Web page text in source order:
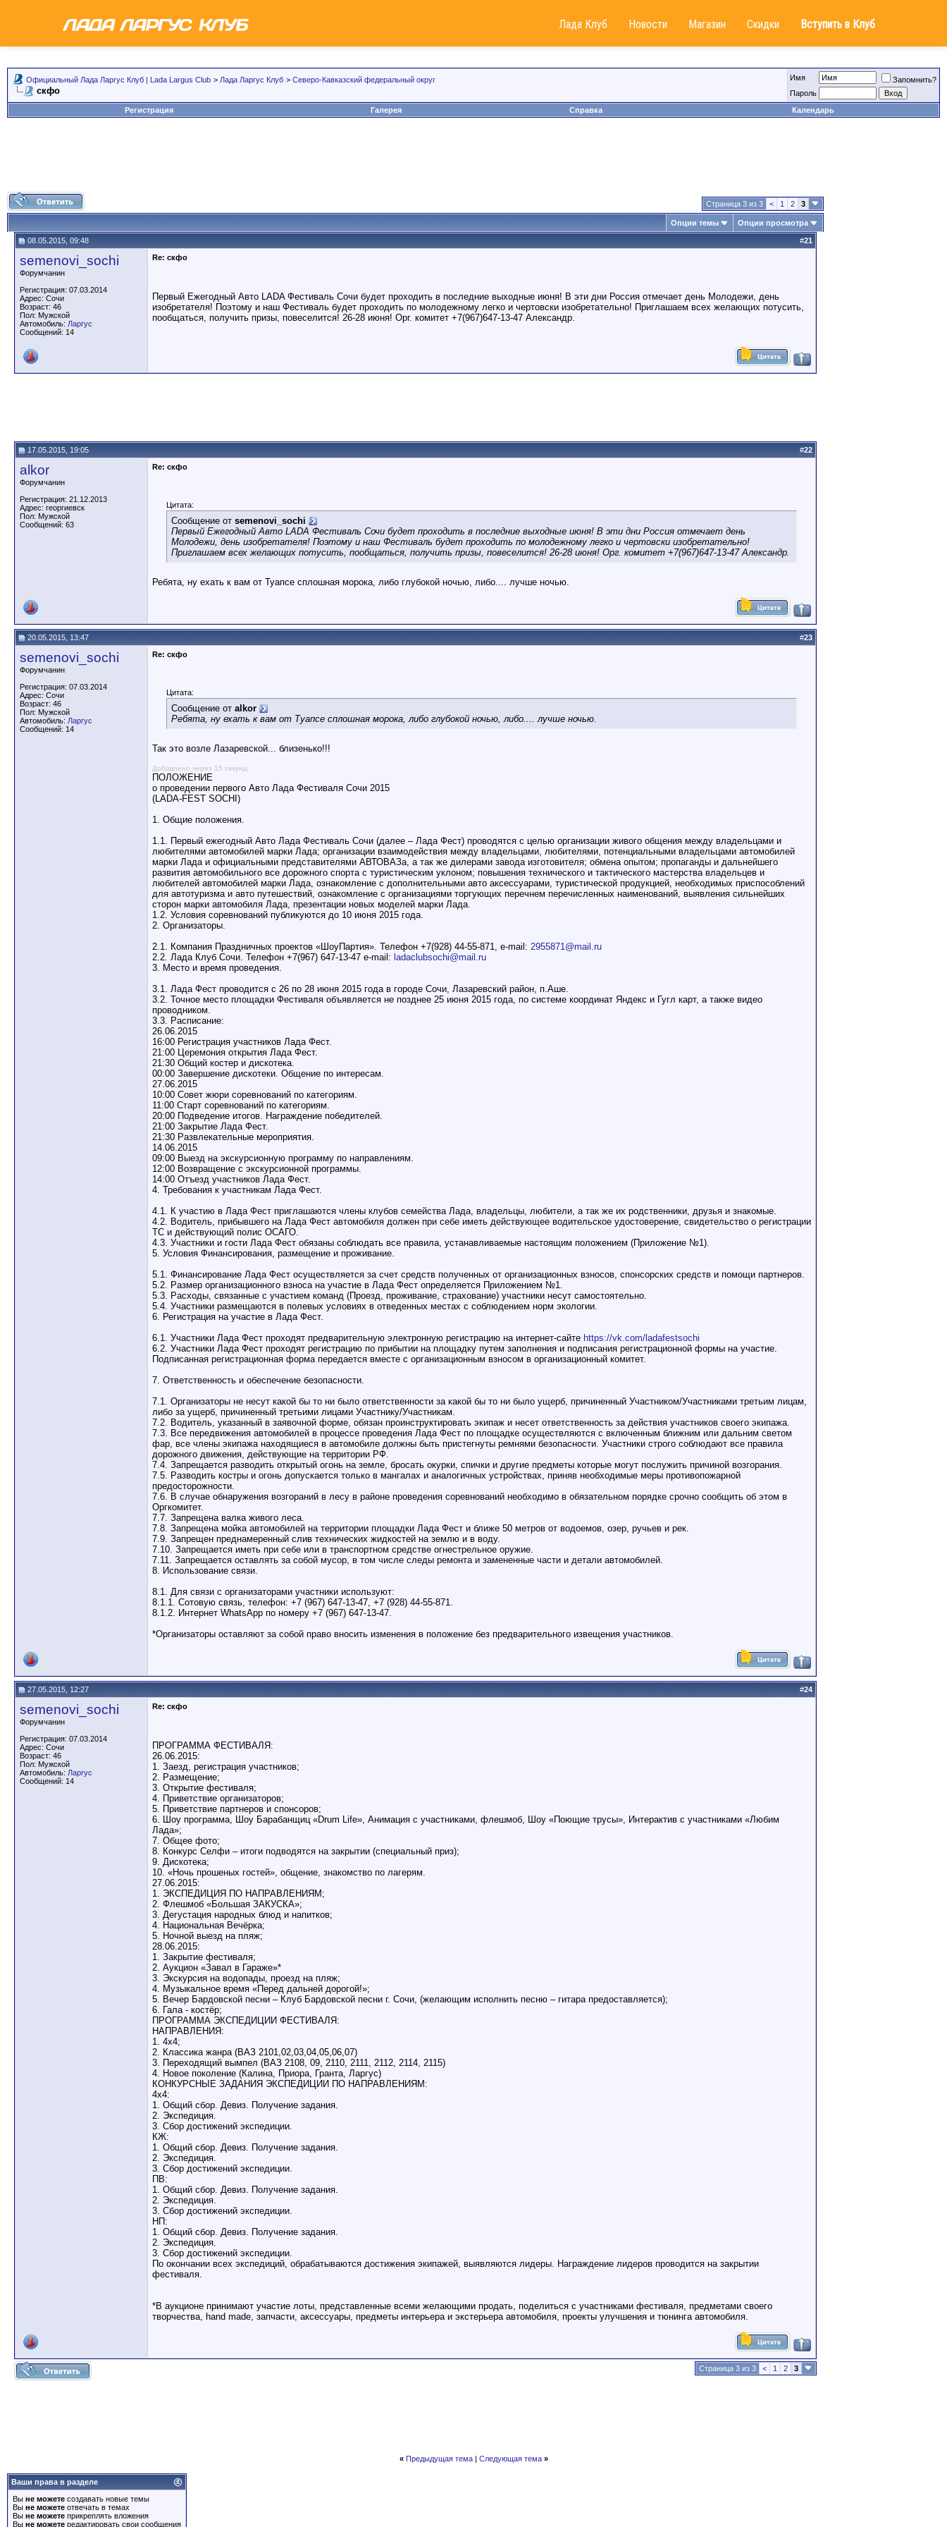
Лада Клуб Новости Магазин Скидки Вступить в Клуб
Официальный Лада Ларгус Клуб | Lada Largus Club > Лада Ларгус Клуб > Северо-Кавказский федеральный округ
скфо
Имя
Запомнить?
Пароль
Регистрация
Галерея Справка Календарь
Страница 3 из 3 < 1 2 3
Опции темы Опции просмотра
08.05.2015, 09:48 #21
semenovi_sochi
Форумчанин
Регистрация: 07.03.2014
Адрес: Сочи
Возраст: 46
Пол: Мужской
Автомобиль: Ларгус
Сообщений: 14
Re: скфо
Первый Ежегодный Авто LADA Фестиваль Сочи будет проходить в последние выходные июня! В эти дни Россия отмечает день Молодежи, день
изобретателя! Поэтому и наш Фестиваль будет проходить по молодежному легко и чертовски изобретательно! Приглашаем всех желающих потусить,
пообщаться, получить призы, повеселится! 26-28 июня! Орг. комитет +7(967)647-13-47 Александр.
17.05.2015, 19:05 #22
alkor
Форумчанин
Регистрация: 21.12.2013
Адрес: георгиевск
Пол: Мужской
Сообщений: 63
Re: скфо
Цитата:
Сообщение от semenovi_sochi
Первый Ежегодный Авто LADA Фестиваль Сочи будет проходить в последние выходные июня! В эти дни Россия отмечает день
Молодежи, день изобретателя! Поэтому и наш Фестиваль будет проходить по молодежному легко и чертовски изобретательно!
Приглашаем всех желающих потусить, пообщаться, получить призы, повеселится! 26-28 июня! Орг. комитет +7(967)647-13-47 Александр.
Ребята, ну ехать к вам от Туапсе сплошная морока, либо глубокой ночью, либо.... лучше ночью.
20.05.2015, 13:47 #23
semenovi_sochi
Форумчанин
Регистрация: 07.03.2014
Адрес: Сочи
Возраст: 46
Пол: Мужской
Автомобиль: Ларгус
Сообщений: 14
Re: скфо
Цитата:
Сообщение от alkor
Ребята, ну ехать к вам от Туапсе сплошная морока, либо глубокой ночью, либо.... лучше ночью.
Так это возле Лазаревской... близенько!!!
Добавлено через 15 секунд
ПОЛОЖЕНИЕ
о проведении первого Авто Лада Фестиваля Сочи 2015
(LADA-FEST SOCHI)
1. Общие положения.
1.1. Первый ежегодный Авто Лада Фестиваль Сочи (далее – Лада Фест) проводятся с целью организации живого общения между владельцами и
любителями автомобилей марки Лада; организации взаимодействия между владельцами, любителями, потенциальными владельцами автомобилей
марки Лада и официальными представителями АВТОВАЗа, а так же дилерами завода изготовителя; обмена опытом; пропаганды и дальнейшего
развития автомобильного все дорожного спорта с туристическим уклоном; повышения технического и тактического мастерства владельцев и
любителей автомобилей марки Лада, ознакомление с дополнительными авто аксессуарами, туристической продукцией, необходимых приспособлений
для автотуризма и авто путешествий, ознакомление с организациями торгующих перечнем перечисленных наименований, выявления сильнейших
сторон марки автомобиля Лада, презентации новых моделей марки Лада.
1.2. Условия соревнований публикуются до 10 июня 2015 года.
2. Организаторы.
2.1. Компания Праздничных проектов «ШоуПартия». Телефон +7(928) 44-55-871, e-mail: 2955871@mail.ru
2.2. Лада Клуб Сочи. Телефон +7(967) 647-13-47 e-mail: ladaclubsochi@mail.ru
3. Место и время проведения.
3.1. Лада Фест проводится с 26 по 28 июня 2015 года в городе Сочи, Лазаревский район, п.Аше.
3.2. Точное место площадки Фестиваля объявляется не позднее 25 июня 2015 года, по системе координат Яндекс и Гугл карт, а также видео
проводником.
3.3. Расписание:
26.06.2015
16:00 Регистрация участников Лада Фест.
21:00 Церемония открытия Лада Фест.
21:30 Общий костер и дискотека.
00:00 Завершение дискотеки. Общение по интересам.
27.06.2015
10:00 Совет жюри соревнований по категориям.
11:00 Старт соревнований по категориям.
20:00 Подведение итогов. Награждение победителей.
21:00 Закрытие Лада Фест.
21:30 Развлекательные мероприятия.
14.06.2015
09:00 Выезд на экскурсионную программу по направлениям.
12:00 Возвращение с экскурсионной программы.
14:00 Отъезд участников Лада Фест.
4. Требования к участникам Лада Фест.
4.1. К участию в Лада Фест приглашаются члены клубов семейства Лада, владельцы, любители, а так же их родственники, друзья и знакомые.
4.2. Водитель, прибывшего на Лада Фест автомобиля должен при себе иметь действующее водительское удостоверение, свидетельство о регистрации
ТС и действующий полис ОСАГО.
4.3. Участники и гости Лада Фест обязаны соблюдать все правила, устанавливаемые настоящим положением (Приложение №1).
5. Условия Финансирования, размещение и проживание.
5.1. Финансирование Лада Фест осуществляется за счет средств полученных от организационных взносов, спонсорских средств и помощи партнеров.
5.2. Размер организационного взноса на участие в Лада Фест определяется Приложением №1.
5.3. Расходы, связанные с участием команд (Проезд, проживание, страхование) участники несут самостоятельно.
5.4. Участники размещаются в полевых условиях в отведенных местах с соблюдением норм экологии.
6. Регистрация на участие в Лада Фест.
6.1. Участники Лада Фест проходят предварительную электронную регистрацию на интернет-сайте https://vk.com/ladafestsochi
6.2. Участники Лада Фест проходят регистрацию по прибытии на площадку путем заполнения и подписания регистрационной формы на участие.
Подписанная регистрационная форма передается вместе с организационным взносом в организационный комитет.
7. Ответственность и обеспечение безопасности.
7.1. Организаторы не несут какой бы то ни было ответственности за какой бы то ни было ущерб, причиненный Участником/Участниками третьим лицам,
либо за ущерб, причиненный третьими лицами Участнику/Участникам.
7.2. Водитель, указанный в заявочной форме, обязан проинструктировать экипаж и несет ответственность за действия участников своего экипажа.
7.3. Все передвижения автомобилей в процессе проведения Лада Фест по площадке осуществляются с включенным ближним или дальним светом
фар, все члены экипажа находящиеся в автомобиле должны быть пристегнуты ремнями безопасности. Участники строго соблюдают все правила
дорожного движения, действующие на территории РФ.
7.4. Запрещается разводить открытый огонь на земле, бросать окурки, спички и другие предметы которые могут послужить причиной возгорания.
7.5. Разводить костры и огонь допускается только в мангалах и аналогичных устройствах, приняв необходимые меры противопожарной
предосторожности.
7.6. В случае обнаружения возгораний в лесу в районе проведения соревнований необходимо в обязательном порядке срочно сообщить об этом в
Оргкомитет.
7.7. Запрещена валка живого леса.
7.8. Запрещена мойка автомобилей на территории площадки Лада Фест и ближе 50 метров от водоемов, озер, ручьев и рек.
7.9. Запрещен преднамеренный слив технических жидкостей на землю и в воду.
7.10. Запрещается иметь при себе или в транспортном средстве огнестрельное оружие.
7.11. Запрещается оставлять за собой мусор, в том числе следы ремонта и замененные части и детали автомобилей.
8. Использование связи.
8.1. Для связи с организаторами участники используют:
8.1.1. Сотовую связь, телефон: +7 (967) 647-13-47, +7 (928) 44-55-871.
8.1.2. Интернет WhatsApp по номеру +7 (967) 647-13-47.
*Организаторы оставляют за собой право вносить изменения в положение без предварительного извещения участников.
27.05.2015, 12:27 #24
semenovi_sochi
Форумчанин
Регистрация: 07.03.2014
Адрес: Сочи
Возраст: 46
Пол: Мужской
Автомобиль: Ларгус
Сообщений: 14
Re: скфо
ПРОГРАММА ФЕСТИВАЛЯ:
26.06.2015:
1. Заезд, регистрация участников;
2. Размещение;
3. Открытие фестиваля;
4. Приветствие организаторов;
5. Приветствие партнеров и спонсоров;
6. Шоу программа, Шоу Барабанщиц «Drum Life», Анимация с участниками, флешмоб, Шоу «Поющие трусы», Интерактив с участниками «Любим
Лада»;
7. Общее фото;
8. Конкурс Селфи – итоги подводятся на закрытии (специальный приз);
9. Дискотека;
10. «Ночь прошеных гостей», общение, знакомство по лагерям.
27.06.2015:
1. ЭКСПЕДИЦИЯ ПО НАПРАВЛЕНИЯМ;
2. Флешмоб «Большая ЗАКУСКА»;
3. Дегустация народных блюд и напитков;
4. Национальная Вечёрка;
5. Ночной выезд на пляж;
28.06.2015:
1. Закрытие фестиваля;
2. Аукцион «Завал в Гараже»*
3. Экскурсия на водопады, проезд на пляж;
4. Музыкальное время «Перед дальней дорогой!»;
5. Вечер Бардовской песни – Клуб Бардовской песни г. Сочи, (желающим исполнить песню – гитара предоставляется);
6. Гала - костёр;
ПРОГРАММА ЭКСПЕДИЦИИ ФЕСТИВАЛЯ:
НАПРАВЛЕНИЯ:
1. 4х4;
2. Классика жанра (ВАЗ 2101,02,03,04,05,06,07)
3. Переходящий вымпел (ВАЗ 2108, 09, 2110, 2111, 2112, 2114, 2115)
4. Новое поколение (Калина, Приора, Гранта, Ларгус)
КОНКУРСНЫЕ ЗАДАНИЯ ЭКСПЕДИЦИИ ПО НАПРАВЛЕНИЯМ:
4х4:
1. Общий сбор. Девиз. Получение задания.
2. Экспедиция.
3. Сбор достижений экспедиции.
КЖ:
1. Общий сбор. Девиз. Получение задания.
2. Экспедиция.
3. Сбор достижений экспедиции.
ПВ:
1. Общий сбор. Девиз. Получение задания.
2. Экспедиция.
3. Сбор достижений экспедиции.
НП:
1. Общий сбор. Девиз. Получение задания.
2. Экспедиция.
3. Сбор достижений экспедиции.
По окончании всех экспедиций, обрабатываются достижения экипажей, выявляются лидеры. Награждение лидеров проводится на закрытии
фестиваля.
*В аукционе принимают участие лоты, представленные всеми желающими продать, поделиться с участниками фестиваля, предметами своего
творчества, hand made, запчасти, аксессуары, предметы интерьера и экстерьера автомобиля, проекты улучшения и тюнинга автомобиля.
Страница 3 из 3 < 1 2 3
« Предыдущая тема| Следующая тема »
Ваши права в разделе
Вы не можете создавать новые темы
Вы не можете отвечать в темах
Вы не можете прикреплять вложения
Вы не можете редактировать свои сообщения